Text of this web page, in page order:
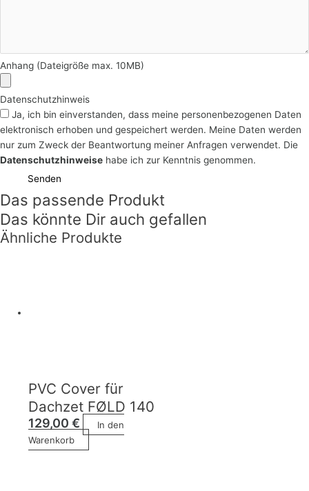
Anhang (Dateigröße max. 10MB)
Datenschutzhinweis
Ja, ich bin einverstanden, dass meine personenbezogenen Daten
elektronisch erhoben und gespeichert werden. Meine Daten werden
nur zum Zweck der Beantwortung meiner Anfragen verwendet. Die
Datenschutzhinweise habe ich zur Kenntnis genommen.
Senden
Das passende Produkt
Das könnte Dir auch gefallen
Ähnliche Produkte
PVC Cover für
Dachzet FØLD 140
129,00€
In den
Warenkorb